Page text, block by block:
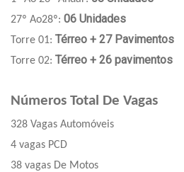
27º Ao28º: 06 Unidades
Torre 01: Térreo + 27 Pavimentos
Torre 02: Térreo + 26 pavimentos
Números Total De Vagas
328 Vagas Automóveis
4 vagas PCD
38 vagas De Motos